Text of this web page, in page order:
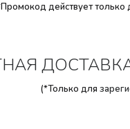
действует только
(*Только для